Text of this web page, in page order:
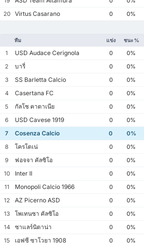
20
Virtus Casarano 0 0%
ทีม แข่ง ชนะ %
1 USD Audace Cerignola 0 0%
2
บารี่ 0 0%
3
SS Barletta Calcio 0 0%
4
Casertana FC 0 0%
5
กัลโช คาตาเนีย 0 0%
6
USD Cavese 1919 0 0%
7
Cosenza Calcio 0 0%
8
โครโตเน่ 0 0%
9
ฟอจจา คัลซิโอ 0 0%
10
Inter II 0 0%
11
Monopoli Calcio 1966 0 0%
12
AZ Picerno ASD 0 0%
13
โพเทนซา คัลซิโอ 0 0%
14
ซาแลร์นิตาน่า 0 0%
15
เอฟซี ซาโวยา 1908 0 0%